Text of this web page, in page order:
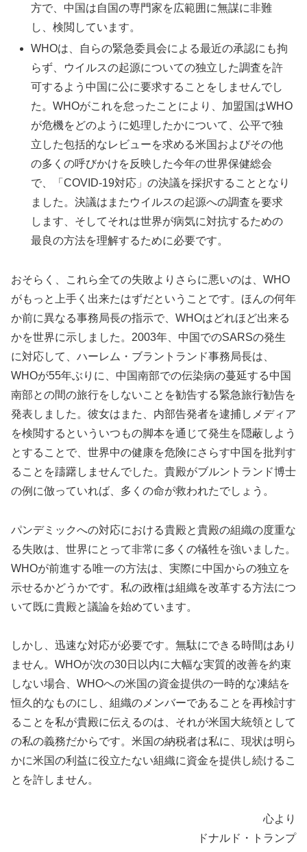
方で、中国は自国の専門家を広範囲に無謀に非難
し、検閲しています。
WHOは、自らの緊急委員会による最近の承認にも拘
らず、ウイルスの起源についての独立した調査を許
可するよう中国に公に要求することをしませんでし
た。WHOがこれを怠ったことにより、加盟国はWHO
が危機をどのように処理したかについて、公平で独
立した包括的なレビューを求める米国およびその他
の多くの呼びかけを反映した今年の世界保健総会
で、「COVID-19対応」の決議を採択することとなり
ました。決議はまたウイルスの起源への調査を要求
します、そしてそれは世界が病気に対抗するための
最良の方法を理解するために必要です。
おそらく、これら全ての失敗よりさらに悪いのは、WHO
がもっと上手く出来たはずだということです。ほんの何年
か前に異なる事務局長の指示で、WHOはどれほど出来る
かを世界に示しました。2003年、中国でのSARSの発生
に対応して、ハーレム・ブラントランド事務局長は、
WHOが55年ぶりに、中国南部での伝染病の蔓延する中国
南部との間の旅行をしないことを勧告する緊急旅行勧告を
発表しました。彼女はまた、内部告発者を逮捕しメディア
を検閲するといういつもの脚本を通じて発生を隠蔽しよう
とすることで、世界中の健康を危険にさらす中国を批判す
ることを躊躇しませんでした。貴殿がブルントランド博士
の例に倣っていれば、多くの命が救われたでしょう。
パンデミックへの対応における貴殿と貴殿の組織の度重な
る失敗は、世界にとって非常に多くの犠牲を強いました。
WHOが前進する唯一の方法は、実際に中国からの独立を
示せるかどうかです。私の政権は組織を改革する方法につ
いて既に貴殿と議論を始めています。
しかし、迅速な対応が必要です。無駄にできる時間はあり
ません。WHOが次の30日以内に大幅な実質的改善を約束
しない場合、WHOへの米国の資金提供の一時的な凍結を
恒久的なものにし、組織のメンバーであることを再検討す
ることを私が貴殿に伝えるのは、それが米国大統領として
の私の義務だからです。米国の納税者は私に、現状は明ら
かに米国の利益に役立たない組織に資金を提供し続けるこ
とを許しません。
心より
ドナルド・トランプ